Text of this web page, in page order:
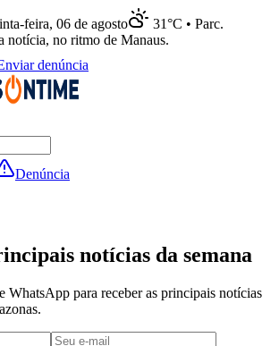
feira, 06 de agosto
31°C • Parc.
notícia, no ritmo de Manaus.
denúncia
Denúncia
notícias da semana
WhatsApp para receber as principais notícias